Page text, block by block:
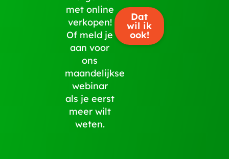
met online
verkopen!
Of meld je
aan voor
ons
maandelijkse
webinar
als je eerst
meer wilt
weten.
Dat
wil ik
ook!